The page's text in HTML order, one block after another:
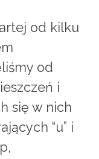
od kilku
od
i
się w nich
“u” i